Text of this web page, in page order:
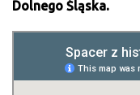
Dolnego Śląska.